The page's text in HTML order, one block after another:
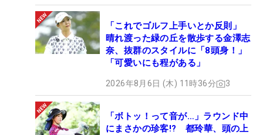
「これでゴルフ上手いとか反則」
晴れ渡った緑の丘を散歩する金澤志
奈、抜群のスタイルに「8頭身！」
「可愛いにも程がある」
2026年8月6日 (木) 11時36分 3
「ボトッ！って音が…」ラウンド中
にまさかの珍客!? 都玲華、頭の上